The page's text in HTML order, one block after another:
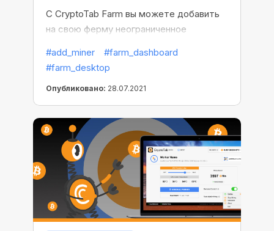
С CryptoTab Farm вы можете добавить
на свою ферму неограниченное
начать и как подключить компьютер?
Не волнуйтесь, мы все объясним.
#add_miner
#farm_dashboard
#farm_desktop
Опубликовано: 28.07.2021